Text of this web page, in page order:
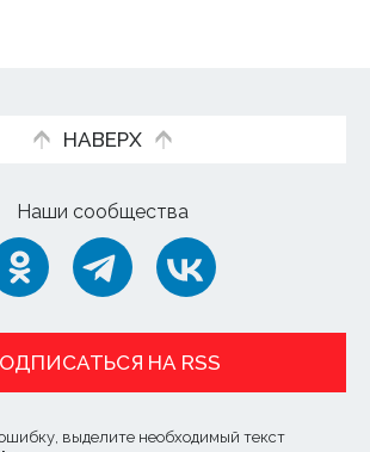
НАВЕРХ
Наши сообщества
НА RSS
выделите необходимый текст